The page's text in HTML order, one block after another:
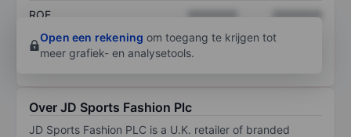
ROE XXXXXXX
XXXXXXX
Open een rekening om toegang te krijgen tot
meer grafiek- en analysetools.
Over JD Sports Fashion Plc
JD Sports Fashion PLC is a U.K. retailer of branded